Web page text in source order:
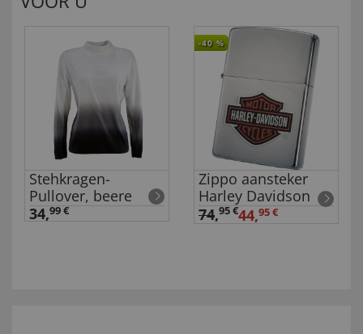
Stehkragen-
Pullover, beere
34,99 €
-40 %
Zippo aansteker
Harley Davidson
74,95 €44,95 €